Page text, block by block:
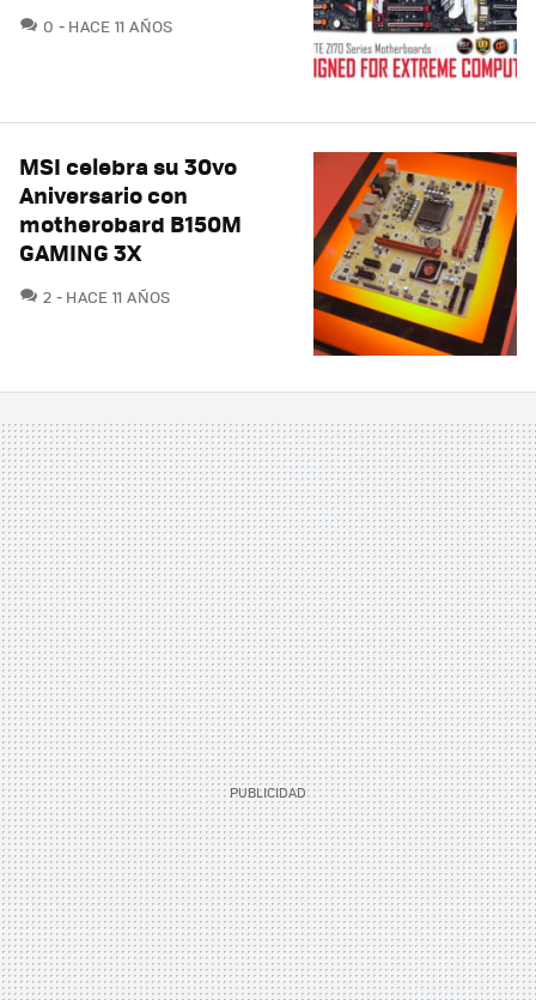
0 COMENTARIOS
HACE 11 AÑOS
MSI celebra su 30vo
Aniversario con
motherobard B150M
GAMING 3X
2 COMENTARIOS
HACE 11 AÑOS